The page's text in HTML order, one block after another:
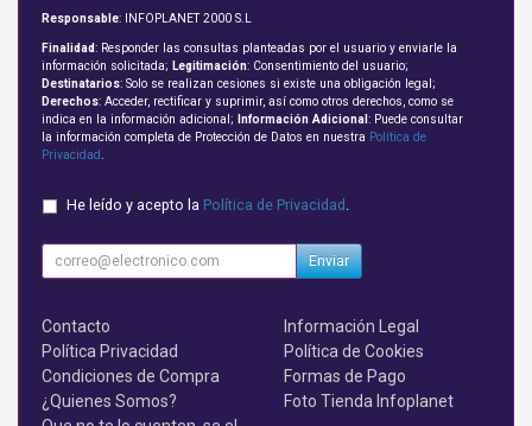
Responsable: INFOPLANET 2000 S.L
Finalidad: Responder las consultas planteadas por el usuario y enviarle la
información solicitada; Legitimación: Consentimiento del usuario;
Destinatarios: Solo se realizan cesiones si existe una obligación legal;
Derechos: Acceder, rectificar y suprimir, así como otros derechos, como se
indica en la información adicional;
Información Adicional : Puede consultar
la información completa de Protección de Datos en nuestra Política de
Privacidad
He leído y acepto la Política de Privacidad
Enviar
Contacto
Información Legal
Política Privacidad
Política de Cookies
Condiciones de Compra
Formas de Pago
¿Quienes Somos?
Foto Tienda Infoplanet